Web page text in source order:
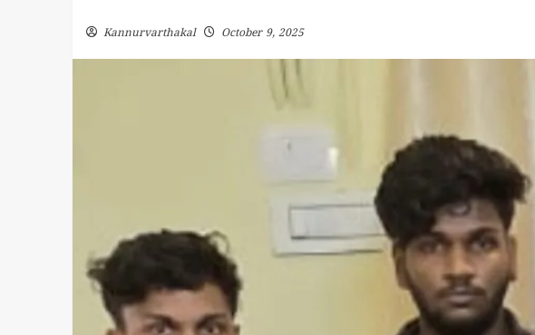
Kannurvarthakal October 9, 2025